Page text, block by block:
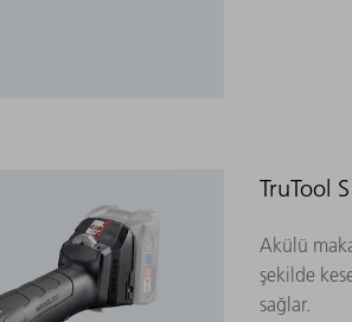
TruTool
Akülü
şekilde
sağlar.